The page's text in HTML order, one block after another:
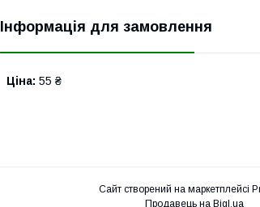
Інформація для замовлення
Ціна: 55 ₴
Сайт створений на маркетплейсі
Продавець на Bigl.ua